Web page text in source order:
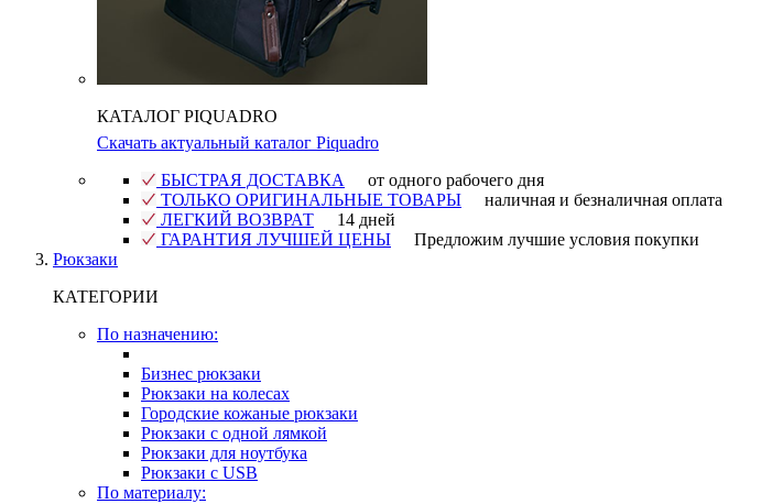
КАТАЛОГ PIQUADRO
Скачать актуальный каталог Piquadro
БЫСТРАЯ ДОСТАВКА
от одного рабочего дня
ТОЛЬКО ОРИГИНАЛЬНЫЕ ТОВАРЫ
наличная и безналичная оплата
ЛЕГКИЙ ВОЗВРАТ
14 дней
ГАРАНТИЯ ЛУЧШЕЙ ЦЕНЫ
Предложим лучшие условия покупки
Рюкзаки
КАТЕГОРИИ
По назначению:
Бизнес рюкзаки
Рюкзаки на колесах
Городские кожаные рюкзаки
Рюкзаки с одной лямкой
Рюкзаки для ноутбука
Рюкзаки с USB
По материалу: